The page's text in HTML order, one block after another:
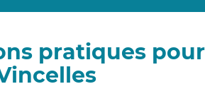
pratiques pour